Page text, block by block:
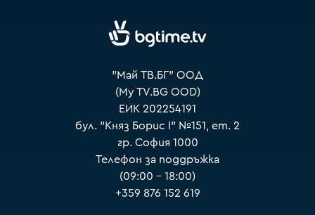
"Май ТВ.БГ" ООД
(My TV.BG OOD)
ЕИК 202254191
бул. "Княз Борис I" №151, ет. 2
гр. София 1000
Телефон за поддръжка
(09:00 – 18:00)
+359 876 152 619